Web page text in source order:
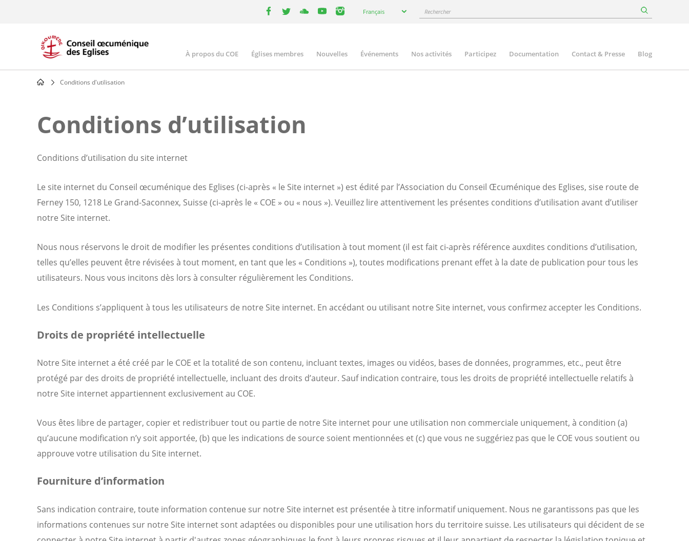
your
Français Rechercher
Main
À propos du COE Églises membres Nouvelles Événements Nos activités Participez Documentation Contact & Presse Blog
Conditions d'utilisation
Conditions d’utilisation
Conditions d’utilisation du site internet
Le site internet du Conseil œcuménique des Eglises (ci-après « le Site internet ») est édité par l’Association du Conseil Œcuménique des Eglises, sise route de
Ferney 150, 1218 Le Grand-Saconnex, Suisse (ci-après le « COE » ou « nous »). Veuillez lire attentivement les présentes conditions d’utilisation avant d’utiliser
notre Site internet.
Nous nous réservons le droit de modifier les présentes conditions d’utilisation à tout moment (il est fait ci-après référence auxdites conditions d’utilisation,
telles qu’elles peuvent être révisées à tout moment, en tant que les « Conditions »), toutes modifications prenant effet à la date de publication pour tous les
utilisateurs. Nous vous incitons dès lors à consulter régulièrement les Conditions.
Les Conditions s’appliquent à tous les utilisateurs de notre Site internet. En accédant ou utilisant notre Site internet, vous confirmez accepter les Conditions.
Droits de propriété intellectuelle
Notre Site internet a été créé par le COE et la totalité de son contenu, incluant textes, images ou vidéos, bases de données, programmes, etc., peut être
protégé par des droits de propriété intellectuelle, incluant des droits d’auteur. Sauf indication contraire, tous les droits de propriété intellectuelle relatifs à
notre Site internet appartiennent exclusivement au COE.
Vous êtes libre de partager, copier et redistribuer tout ou partie de notre Site internet pour une utilisation non commerciale uniquement, à condition (a)
qu’aucune modification n’y soit apportée, (b) que les indications de source soient mentionnées et (c) que vous ne suggériez pas que le COE vous soutient ou
approuve votre utilisation du Site internet.
Fourniture d’information
Sans indication contraire, toute information contenue sur notre Site internet est présentée à titre informatif uniquement. Nous ne garantissons pas que les
informations contenues sur notre Site internet sont adaptées ou disponibles pour une utilisation hors du territoire suisse. Les utilisateurs qui décident de se